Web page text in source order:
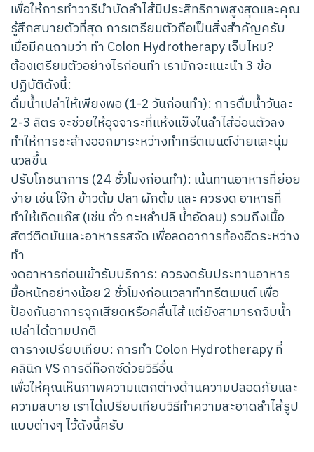
เพื่อให้การทำวารีบำบัดลำไส้มีประสิทธิภาพสูงสุดและคุณ
รู้สึกสบายตัวที่สุด การเตรียมตัวถือเป็นสิ่งสำคัญครับ
เมื่อมีคนถามว่า ทำ Colon Hydrotherapy เจ็บไหม?
ต้องเตรียมตัวอย่างไรก่อนทำ เรามักจะแนะนำ 3 ข้อ
ปฏิบัติดังนี้:
ดื่มน้ำเปล่าให้เพียงพอ (1-2 วันก่อนทำ): การดื่มน้ำวันละ
2-3 ลิตร จะช่วยให้อุจจาระที่แห้งแข็งในลำไส้อ่อนตัวลง
ทำให้การชะล้างออกมาระหว่างทำทรีตเมนต์ง่ายและนุ่ม
นวลขึ้น
ปรับโภชนาการ (24 ชั่วโมงก่อนทำ): เน้นทานอาหารที่ย่อย
ง่าย เช่น โจ๊ก ข้าวต้ม ปลา ผักต้ม และ ควรงด อาหารที่
ทำให้เกิดแก๊ส (เช่น ถั่ว กะหล่ำปลี น้ำอัดลม) รวมถึงเนื้อ
สัตว์ติดมันและอาหารรสจัด เพื่อลดอาการท้องอืดระหว่าง
ทำ
งดอาหารก่อนเข้ารับบริการ: ควรงดรับประทานอาหาร
มื้อหนักอย่างน้อย 2 ชั่วโมงก่อนเวลาทำทรีตเมนต์ เพื่อ
ป้องกันอาการจุกเสียดหรือคลื่นไส้ แต่ยังสามารถจิบน้ำ
เปล่าได้ตามปกติ
ตารางเปรียบเทียบ: การทำ Colon Hydrotherapy ที่
คลินิก VS การดีท็อกซ์ด้วยวิธีอื่น
เพื่อให้คุณเห็นภาพความแตกต่างด้านความปลอดภัยและ
ความสบาย เราได้เปรียบเทียบวิธีทำความสะอาดลำไส้รูป
แบบต่างๆ ไว้ดังนี้ครับ